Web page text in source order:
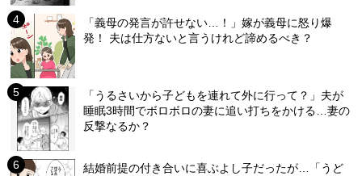
「義母の発言が許せない…！」嫁が義母に怒り爆
発！ 夫は仕方ないと言うけれど諦めるべき？
「うるさいから子どもを連れて外に行って？」夫が
睡眠3時間でボロボロの妻に追い打ちをかける…妻の
反撃なるか？
結婚前提の付き合いに喜ぶよし子だったが…「うど